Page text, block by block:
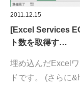
2011.12.15
[Excel Services
ト数を取得す…
埋め込んだExcel
ドです。 (さらに